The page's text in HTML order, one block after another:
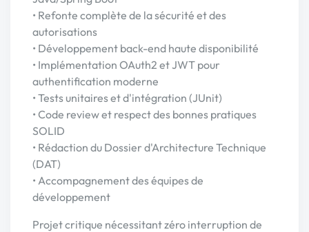
• Refonte complète de la sécurité et des
autorisations
• Développement back-end haute disponibilité
• Implémentation OAuth2 et JWT pour
authentification moderne
• Tests unitaires et d'intégration (JUnit)
• Code review et respect des bonnes pratiques
SOLID
• Rédaction du Dossier d'Architecture Technique
(DAT)
• Accompagnement des équipes de
développement
Projet critique nécessitant zéro interruption de